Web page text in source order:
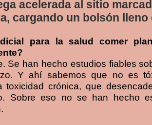
acelerada al sitio
cargando un bolsón lleno
para la salud comer
Se han hecho estudios fiables
Y ahí sabemos que no es
toxicidad crónica, que
Sobre eso no se han hecho